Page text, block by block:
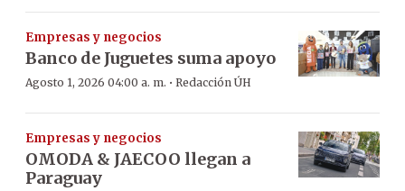
Empresas y negocios
Banco de Juguetes suma apoyo
Agosto 1, 2026 04:00 a. m. · Redacción ÚH
Empresas y negocios
OMODA & JAECOO llegan a
Paraguay